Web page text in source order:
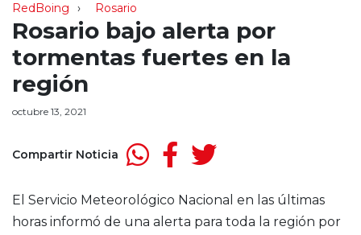
RedBoing Rosario
Rosario bajo alerta por
tormentas fuertes en la
región
octubre 13, 2021
Compartir Noticia
El Servicio Meteorológico Nacional en las últimas
horas informó de una alerta para toda la región por